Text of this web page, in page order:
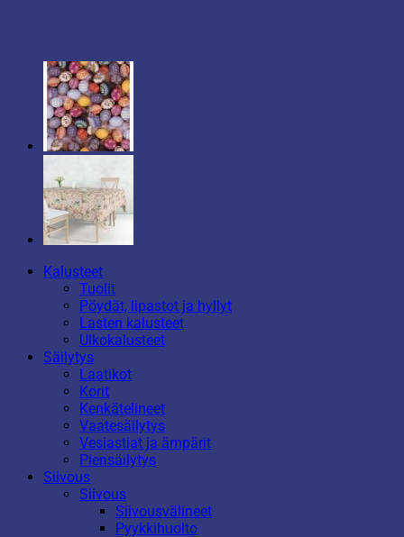
Kalusteet
Tuolit
Pöydät, lipastot ja hyllyt
Lasten kalusteet
Ulkokalusteet
Säilytys
Laatikot
Korit
Kenkätelineet
Vaatesäilytys
Vesiastiat ja ämpärit
Piensäilytys
Siivous
Siivous
Siivousvälineet
Pyykkihuolto